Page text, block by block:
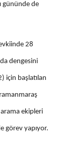
gününde de
28
dengesini
için başlatılan
ekipleri
görev yapıyor.